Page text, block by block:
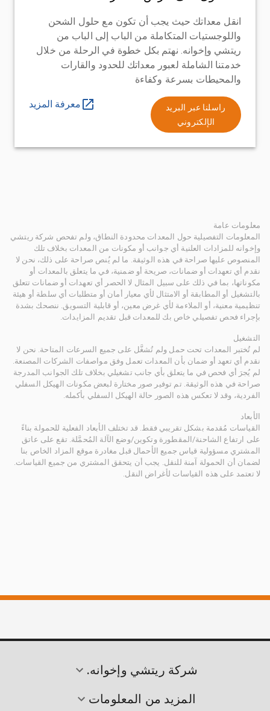
انقل معداتك حيث يجب أن تكون مع حلول الشحن
واللوجستيات المتكاملة من الباب إلى الباب من
ريتشي وإخوانه. نهتم بكل خطوة في الرحلة من خلال
خدمتنا الشاملة لعبور معداتك للحدود والقارات
والمحيطات بسرعة وكفاءة
راسلنا عبر البريد
الإلكتروني
معرفة المزيد
معلومات عامة
المعلومات التفصيلية حول المعدات محدودة النطاق، ولم تفحص شركة ريتشي
وإخوانه للمزادات العلنية أي جوانب أو مكونات من المعدات بخلاف تلك
المنصوص عليها صراحة في هذه الوثيقة. ما لم يُنص صراحة على ذلك، نحن لا
نقدم أي تعهدات أو ضمانات، صريحة أو ضمنية، في ما يتعلق بالمعدات أو
مكوناتها، بما في ذلك على سبيل المثال لا الحصر أي تعهدات أو ضمانات تتعلق
بالتشغيل أو المطابقة أو الامتثال لأي معيار أمان أو متطلبات أي سلطة أو هيئة
تنظيمية معنية، أو الملاءمة لأي غرض معين، أو قابلية التسويق. ننصحك بشدة
بإجراء فحص تفصيلي خاص بك للمعدات قبل تقديم المزايدات.
التشغيل
لم تُختبر المعدات تحت حمل ولم تُشغَّل على جميع السرعات المتاحة. نحن لا
نقدم أي تعهد أو ضمان بأن المعدات تعمل وفق مواصفات الشركات المصنعة.
لم يُجرَ أي فحص في ما يتعلق بأي جانب تشغيلي بخلاف تلك الجوانب المدرجة
صراحة في هذه الوثيقة. تم توفير صور مختارة لبعض مكونات الهيكل السفلي
الفردية، وقد لا تعكس هذه الصور حالة الهيكل السفلي بأكمله.
الأبعاد
القياسات مُقدمة بشكل تقريبي فقط. قد تختلف الأبعاد الفعلية للحمولة بناءً
على ارتفاع الشاحنة/المقطورة وتكوين/وضع الآلة المُحمَّلة. تقع على عاتق
المشتري مسؤولية قياس جميع الأحمال قبل مغادرة موقع المزاد الخاص بنا
لضمان أن الحمولة آمنة للنقل. يجب أن يتحقق المشتري من جميع القياسات.
لا تعتمد على هذه القياسات لأغراض النقل.
شركة ريتشي وإخوانه.
المزيد من المعلومات